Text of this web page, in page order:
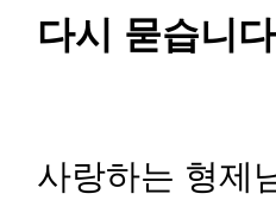
다시 묻습니
사랑하는 형제